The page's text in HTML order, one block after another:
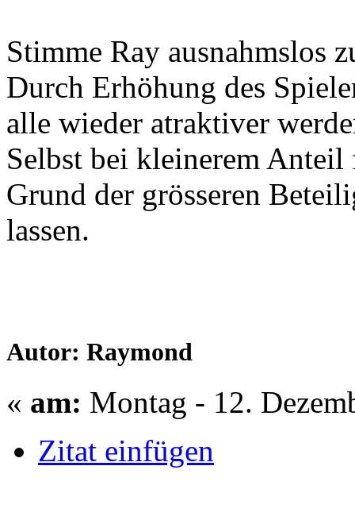
Stimme Ray ausnahmslos
Durch Erhöhung des
alle wieder atraktiver
Selbst bei kleinerem
Grund der grösseren
lassen.
Autor: Raymond
« am: Montag - 12.
Zitat einfügen